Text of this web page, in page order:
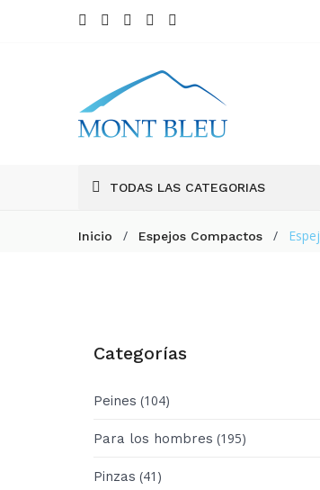
TODAS LAS CATEGORIAS
Inicio / Espejos Compactos /
Categorías
Peines (104)
Para los hombres (195)
Pinzas (41)